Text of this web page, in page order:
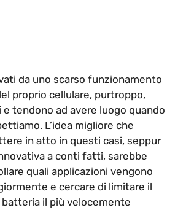
da uno scarso funzionamento
proprio cellulare, purtroppo,
tendono ad avere luogo quando
L’idea migliore che
in atto in questi casi, seppur
a conti fatti, sarebbe
quali applicazioni vengono
e cercare di limitare il
il più velocemente